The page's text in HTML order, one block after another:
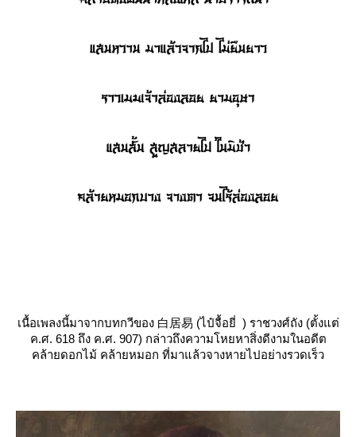
เนื้อเพลงนี้มาจากบทกวี​ของ​ 白居易 (ไป๋จื้อยี่ ) ราชวงศ์​ถัง​ (ตั้งแต่
ค.ศ. 618 ถึง ค.ศ. 907) กล่าวถึงความโหยหาสิ่งดีงามในอดีต​
คล้ายดอกไม้​ คล้ายหมอก​ ที่มาแล้วจางหายไปอย่างรวดเร็ว​